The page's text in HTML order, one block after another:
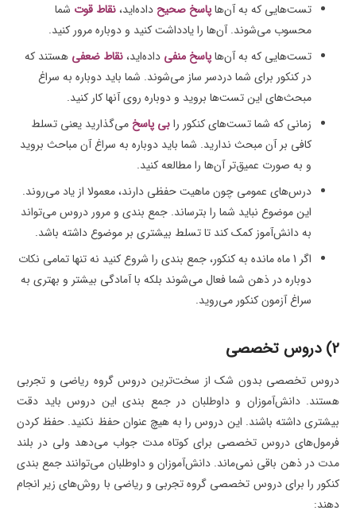
تست‌هایی که به آن‌هاپاسخ صحیحداده‌اید،نقاط قوت شما
محسوب می‌شوند. آن‌ها را یادداشت کنید و دوباره مرور کنید.
تست‌هایی که به آن‌هاپاسخ منفی داده‌اید،نقاط ضعفی هستند که
در کنکور برای شما دردسر ساز می‌شوند. شما باید دوباره به سراغ
مبحث‌های این تست‌ها بروید و دوباره روی آن‎ها کار کنید.
زمانی که شما تست‌های کنکور رابی پاسخمی‌گذارید یعنی تسلط
کافی بر آن مبحث ندارید. شما باید دوباره به سراغ آن مباحث بروید
و به صورت عمیق‌تر آن‌ها را مطالعه کنید.
درس‌های عمومی چون ماهیت حفظی دارند، معمولا از یاد می‌روند.
این موضوع نباید شما را بترساند. جمع بندی و مرور دروس می‌تواند
به دانش‌آموز کمک کند تا تسلط بیشتری بر موضوع داشته باشد.
اگر 1 ماه مانده به کنکور، جمع بندی را شروع کنید نه تنها تمامی نکات
دوباره در ذهن شما فعال می‌شوند بلکه با آمادگی بیشتر و بهتری به
سراغ آزمون کنکور می‌روید.
2) دروس تخصصی
دروس تخصصی بدون شک از سخت‌ترین دروس گروه ریاضی و تجربی
هستند. دانش‌آموزان و داوطلبان در جمع بندی این دروس باید دقت
بیشتری داشته باشند. این دروس را به هیچ عنوان حفظ نکنید. حفظ کردن
فرمول‌های دروس تخصصی برای کوتاه مدت جواب می‌دهد ولی در بلند
مدت در ذهن باقی نمی‌ماند. دانش‌آموزان و داوطلبان می‌توانند جمع بندی
کنکور را برای دروس تخصصی گروه تجربی و ریاضی با روش‌های زیر انجام
دهند: